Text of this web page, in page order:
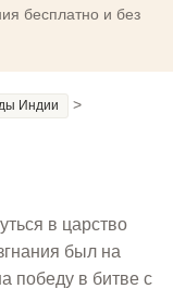
бесплатно и без
Индии >
в царство
был на
победу в битве с